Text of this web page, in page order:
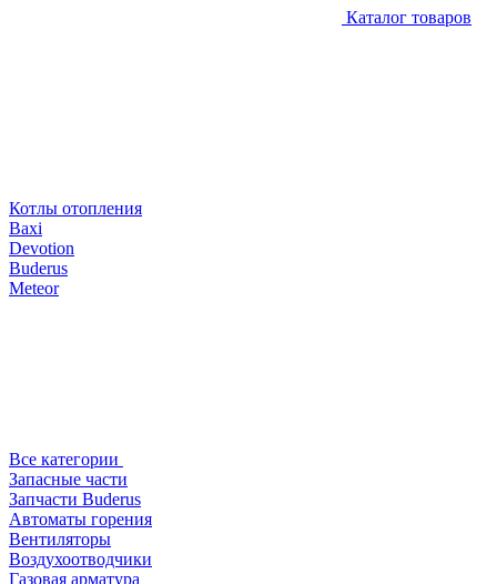
Каталог товаров
Котлы отопления
Baxi
Devotion
Buderus
Meteor
Все категории
Запасные части
Запчасти Buderus
Автоматы горения
Вентиляторы
Воздухоотводчики
Газовая арматура